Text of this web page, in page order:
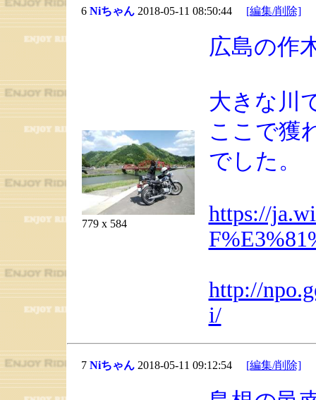
6 Niちゃん2018-05-11 08:50:44 [編集/削除]
779 x 584
広島の作
大きな川
ここで獲
でした。
https://
http://
i/
7 Niちゃん2018-05-11 09:12:54 [編集/削除]